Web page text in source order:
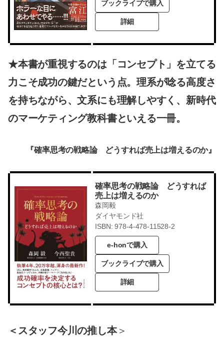
ブックライブで購入
詳細
★本書が重視するのは「コンセプト」を立てる
力こそ成功の鍵だという点。理系が唸る高度さ
を持ちながら、文系にも理解しやすく、新時代
のマーケティング教科書といえる一冊。
『確率思考の戦略論 どうすれば売上は増えるのか』
確率思考の戦略論 どうすれば
売上は増えるのか
森岡毅
ダイヤモンド社
ISBN: 978-4-478-11528-2
e-honで購入
ブックライブで購入
詳細
＜スタッフ今川の推し本＞